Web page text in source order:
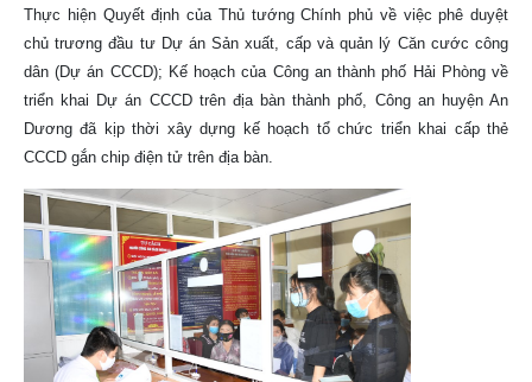
Thực hiện Quyết định của Thủ tướng Chính phủ về việc phê duyệt
chủ trương đầu tư Dự án Sản xuất, cấp và quản lý Căn cước công
dân (Dự án CCCD); Kế hoạch của Công an thành phố Hải Phòng về
triển khai Dự án CCCD trên địa bàn thành phố, Công an huyện An
Dương đã kịp thời xây dựng kế hoạch tổ chức triển khai cấp thẻ
CCCD gắn chip điện tử trên địa bàn.